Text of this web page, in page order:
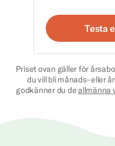
Testa
Priset ovan gäller för
du vill bli månads- eller
godkänner du deallmänna